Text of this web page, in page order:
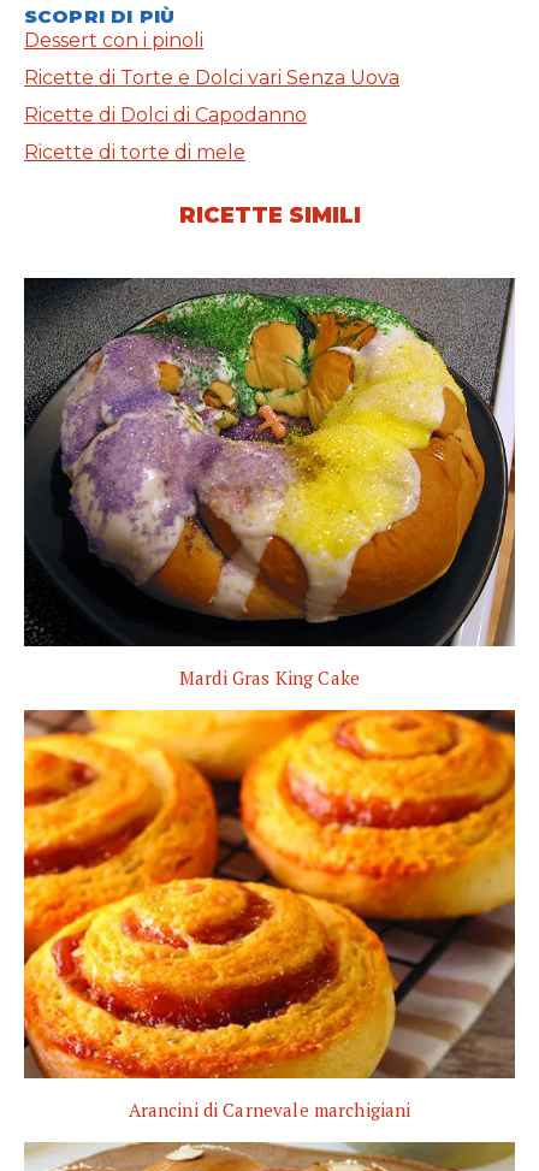
SCOPRI DI PIÙ
Dessert con i pinoli
Ricette di Torte e Dolci vari Senza Uova
Ricette di Dolci di Capodanno
Ricette di torte di mele
RICETTE SIMILI
Mardi Gras King Cake
Arancini di Carnevale marchigiani